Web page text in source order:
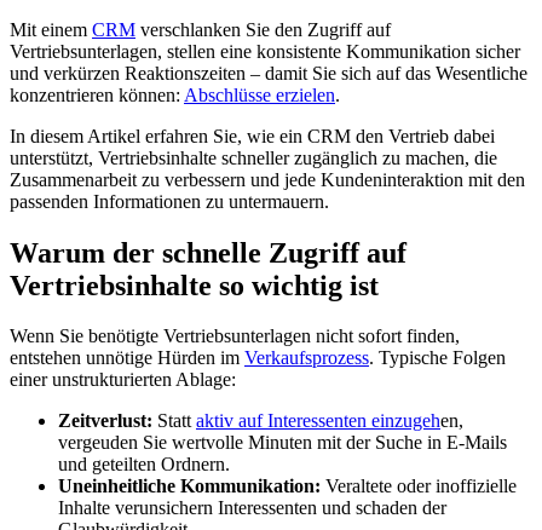
Mit einem CRM verschlanken Sie den Zugriff auf
Vertriebsunterlagen, stellen eine konsistente Kommunikation sicher
und verkürzen Reaktionszeiten – damit Sie sich auf das Wesentliche
konzentrieren können: Abschlüsse erzielen.
In diesem Artikel erfahren Sie, wie ein CRM den Vertrieb dabei
unterstützt, Vertriebsinhalte schneller zugänglich zu machen, die
Zusammenarbeit zu verbessern und jede Kundeninteraktion mit den
passenden Informationen zu untermauern.
Warum der schnelle Zugriff auf
Vertriebsinhalte so wichtig ist
Wenn Sie benötigte Vertriebsunterlagen nicht sofort finden,
entstehen unnötige Hürden im Verkaufsprozess. Typische Folgen
einer unstrukturierten Ablage:
Zeitverlust: Stattaktiv auf Interessenten einzugehen,
vergeuden Sie wertvolle Minuten mit der Suche in E-Mails
und geteilten Ordnern.
Uneinheitliche Kommunikation: Veraltete oder inoffizielle
Inhalte verunsichern Interessenten und schaden der